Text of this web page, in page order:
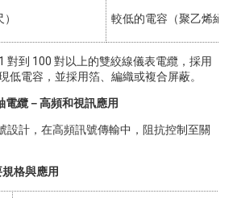
較低的電容（聚乙烯絕
對到 100 對以上的雙絞線儀表電纜，採用
低電容，並採用箔、編織或複合屏蔽。
電纜－高頻和視訊應用
設計，在高頻訊號傳輸中，阻抗控制至關
格與應用